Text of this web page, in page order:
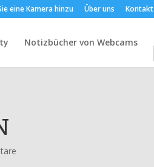
eine Kamera hinzu Über uns Kontakt
Notizbücher von Webcams